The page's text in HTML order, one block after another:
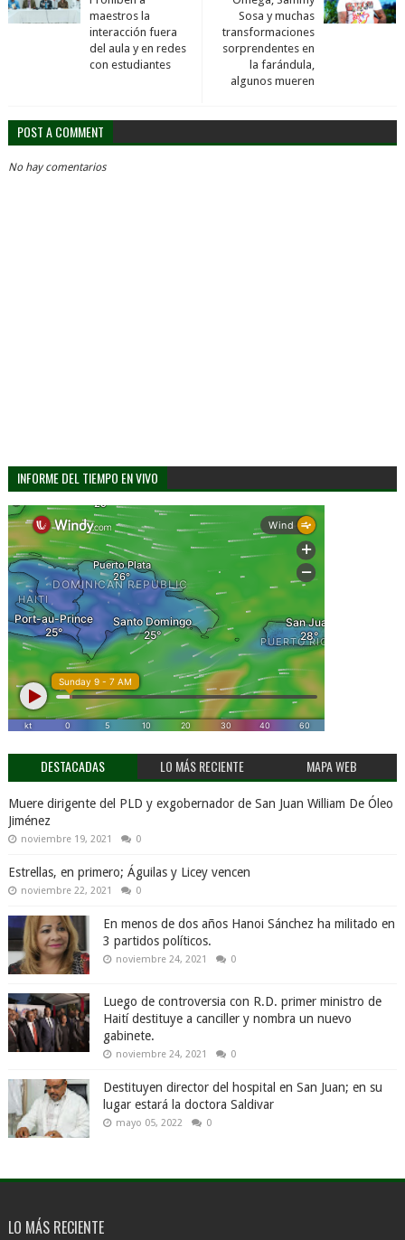
Sosa y muchas
transformaciones
sorprendentes en
la farándula,
algunos mueren
maestros la
interacción fuera
del aula y en redes
con estudiantes
POST A COMMENT
No hay comentarios
INFORME DEL TIEMPO EN VIVO
DESTACADAS LO MÁS RECIENTE MAPA WEB
Muere dirigente del PLD y exgobernador de San Juan William De Óleo
Jiménez
noviembre 19, 2021 0
Estrellas, en primero; Águilas y Licey vencen
noviembre 22, 2021 0
En menos de dos años Hanoi Sánchez ha militado en
3 partidos políticos.
noviembre 24, 2021 0
Luego de controversia con R.D. primer ministro de
Haití destituye a canciller y nombra un nuevo
gabinete.
noviembre 24, 2021 0
Destituyen director del hospital en San Juan; en su
lugar estará la doctora Saldivar
mayo 05, 2022 0
LO MÁS RECIENTE